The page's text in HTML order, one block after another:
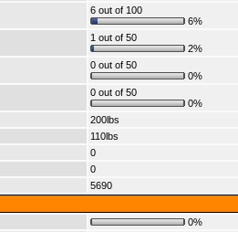
6 out of 100
6%
1 out of 50
2%
0 out of 50
0%
0 out of 50
0%
200lbs
110lbs
0
0
5690
0%